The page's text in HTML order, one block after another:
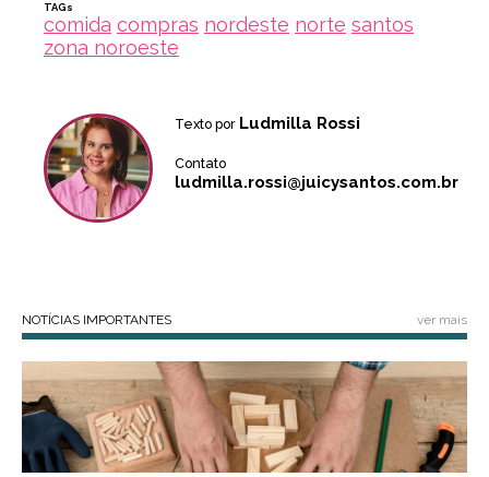
TAGs
comida compras nordeste norte santos
zona noroeste
Texto por Ludmilla Rossi
Contato
ludmilla.rossi@juicysantos.com.br
NOTÍCIAS IMPORTANTES ver mais